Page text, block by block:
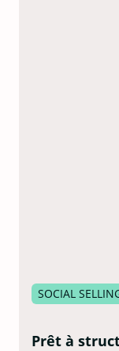
SOCIAL
Prêt à